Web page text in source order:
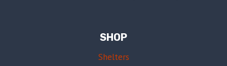
SHOP
Shelters